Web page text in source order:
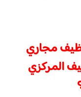
مجاري
المركزي